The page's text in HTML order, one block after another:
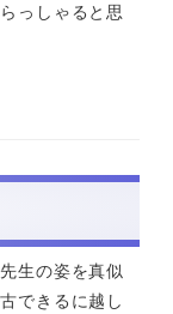
っしゃると思
生の姿を真似
できるに越し